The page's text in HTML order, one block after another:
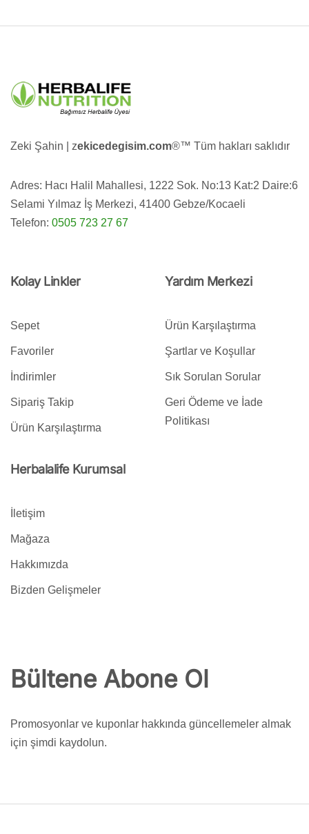
Zeki Şahin | zekicedegisim.com®️™️ Tüm hakları saklıdır
Adres: Hacı Halil Mahallesi, 1222 Sok. No:13 Kat:2 Daire:6
Selami Yılmaz İş Merkezi, 41400 Gebze/Kocaeli
Telefon: 0505 723 27 67
Kolay Linkler
Sepet
Favoriler
İndirimler
Sipariş Takip
Ürün Karşılaştırma
Yardım Merkezi
Ürün Karşılaştırma
Şartlar ve Koşullar
Sık Sorulan Sorular
Geri Ödeme ve İade
Politikası
Herbalalife Kurumsal
İletişim
Mağaza
Hakkımızda
Bizden Gelişmeler
Bültene Abone Ol
Promosyonlar ve kuponlar hakkında güncellemeler almak
için şimdi kaydolun.